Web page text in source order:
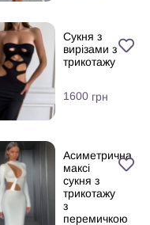
Сукня з
вирізами з
трикотажу
1600 грн
Асиметрична
максі
сукня з
трикотажу
з
перемичкою